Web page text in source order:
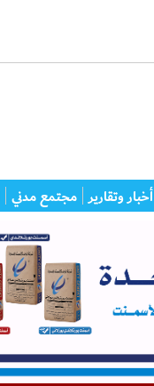
أخبار وتقارير مجتمع مدني